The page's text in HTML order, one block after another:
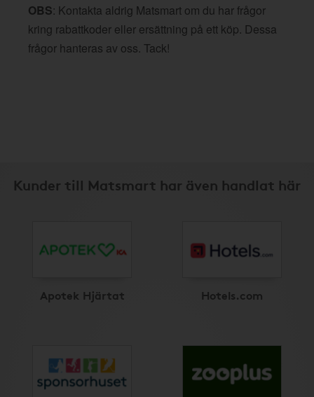
OBS: Kontakta aldrig Matsmart om du har frågor
kring rabattkoder eller ersättning på ett köp. Dessa
frågor hanteras av oss. Tack!
Kunder till Matsmart har även handlat här
Apotek Hjärtat Hotels.com